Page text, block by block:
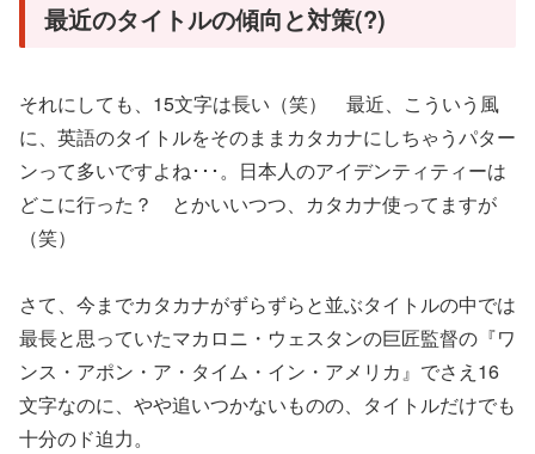
最近のタイトルの傾向と対策(?)
それにしても、15文字は長い（笑） 最近、こういう風
に、英語のタイトルをそのままカタカナにしちゃうパター
ンって多いですよね･･･。日本人のアイデンティティーは
どこに行った？ とかいいつつ、カタカナ使ってますが
（笑）
さて、今までカタカナがずらずらと並ぶタイトルの中では
最長と思っていたマカロニ・ウェスタンの巨匠監督の『ワ
ンス・アポン・ア・タイム・イン・アメリカ』でさえ16
文字なのに、やや追いつかないものの、タイトルだけでも
十分のド迫力。